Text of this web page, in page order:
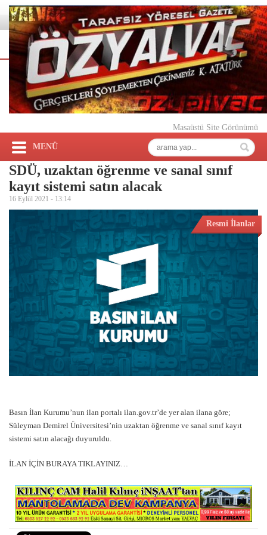
Masaüstü Site Görünümü
MENÜ
SDÜ, uzaktan öğrenme ve sanal sınıf
kayıt sistemi satın alacak
16 Eylül 2021 - 13:14
Resmi İlanlar
Basın İlan Kurumu’nun ilan portalı ilan.gov.tr’de yer alan ilana göre;
Süleyman Demirel Üniversitesi’nin uzaktan öğrenme ve sanal sınıf kayıt
sistemi satın alacağı duyuruldu.
İLAN İÇİN BURAYA TIKLAYINIZ…